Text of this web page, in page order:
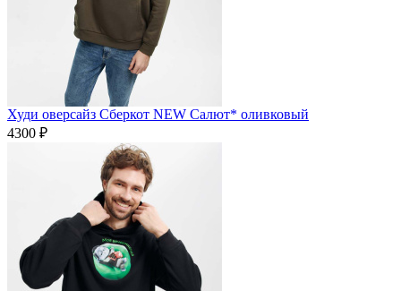
Худи оверсайз Сберкот NEW Салют* оливковый
4300 ₽